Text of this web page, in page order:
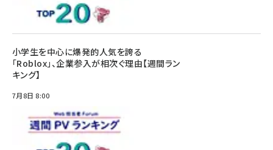
小学生を中心に爆発的人気を誇る
「Roblox」、企業参入が相次ぐ理由【週間ラン
キング】
7月8日 8:00